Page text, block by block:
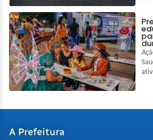
A Prefeitura